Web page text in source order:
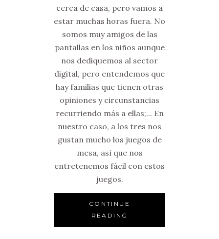
cerca de casa, pero vamos a
estar muchas horas fuera. No
somos muy amigos de las
pantallas en los niños aunque
nos dediquemos al sector
digital, pero entendemos que
hay familias que tienen otras
opiniones y circunstancias
recurriendo más a ellas;... En
nuestro caso, a los tres nos
gustan mucho los juegos de
mesa, así que nos
entretenemos fácil con estos
juegos.
CONTINUE
READING